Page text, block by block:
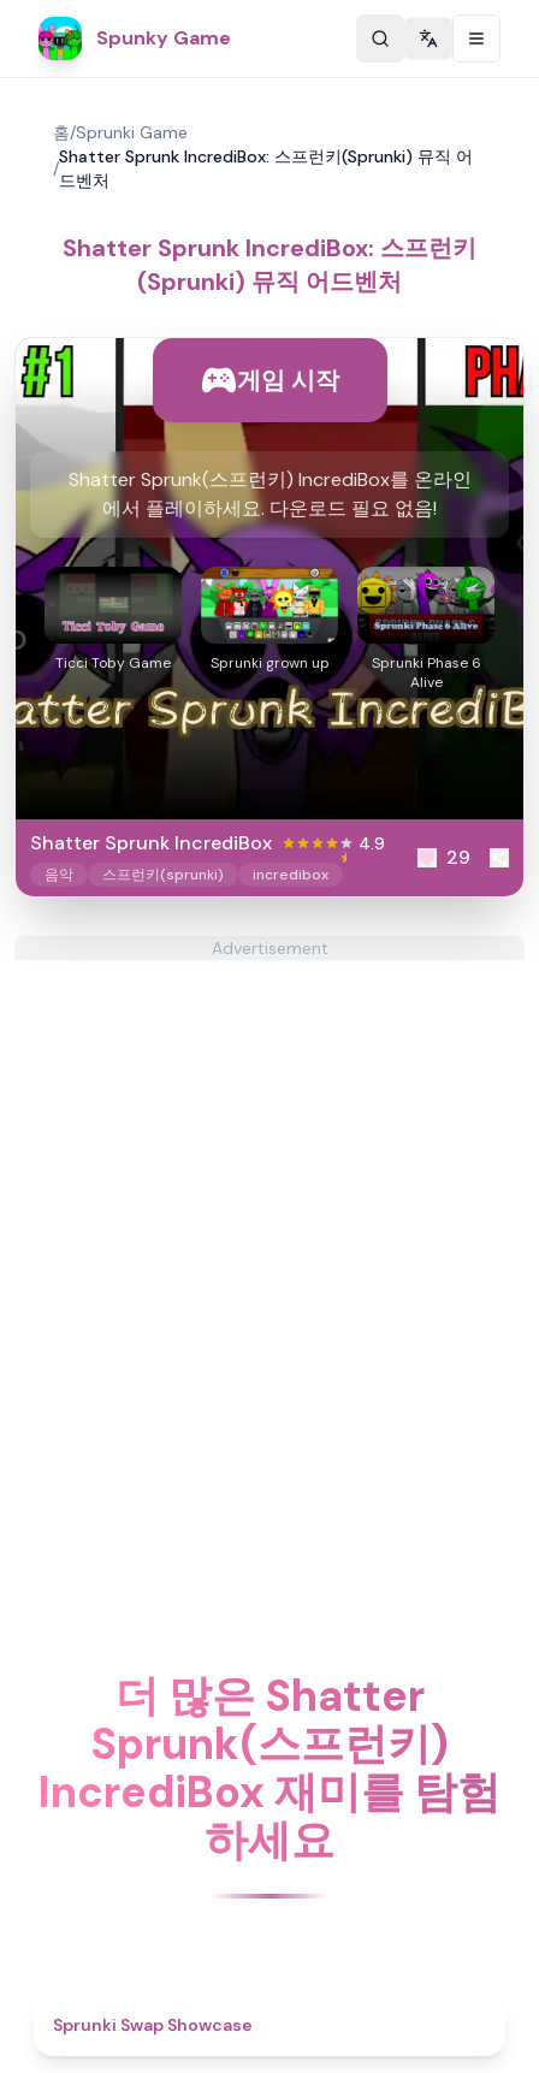
Spunky Game Change
홈/Sprunki Game
/
Shatter Sprunk IncrediBox: 스프런키(Sprunki) 뮤직 어
드벤처
Shatter Sprunk IncrediBox: 스프런키
(Sprunki) 뮤직 어드벤처
게임 시작
Shatter Sprunk(스프런키) IncrediBox를 온라인
에서 플레이하세요. 다운로드 필요 없음!
Ticci Toby Game Sprunki grown up
Sprunki Phase 6
Alive
Shatter Sprunk IncrediBox 4.9
음악 스프런키(sprunki) incredibox
29
Advertisement
더 많은 Shatter
Sprunk(스프런키)
IncrediBox 재미를 탐험
하세요
Sprunki Swap Showcase